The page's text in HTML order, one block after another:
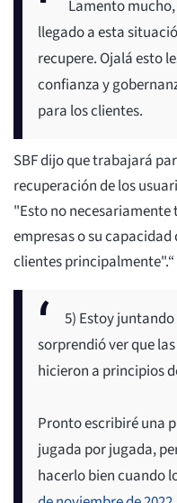
Lamento
llegado a esta
recupere. Ojalá esto
confianza y
para los clientes.
SBF dijo que trabajará
recuperación de los
"Esto no
empresas o su
clientes principalmente".“
5) Estoy
sorprendió ver que
hicieron a principios
Pronto escribiré una
jugada por jugada,
hacerlo bien cuando